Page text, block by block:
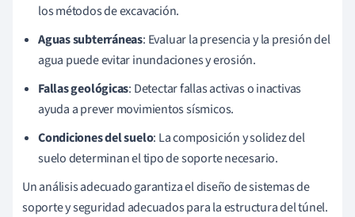
los métodos de excavación.
Aguas subterráneas: Evaluar la presencia y la presión del
agua puede evitar inundaciones y erosión.
Fallas geológicas: Detectar fallas activas o inactivas
ayuda a prever movimientos sísmicos.
Condiciones del suelo: La composición y solidez del
suelo determinan el tipo de soporte necesario.
Un análisis adecuado garantiza el diseño de sistemas de
soporte y seguridad adecuados para la estructura del túnel.